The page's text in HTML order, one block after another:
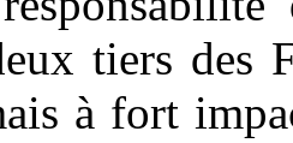
tiers des
à fort